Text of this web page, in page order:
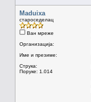
Maduixa
староседелац
Ван мреже
Организација:
Име и презиме:
Струка:
Поруке: 1.014